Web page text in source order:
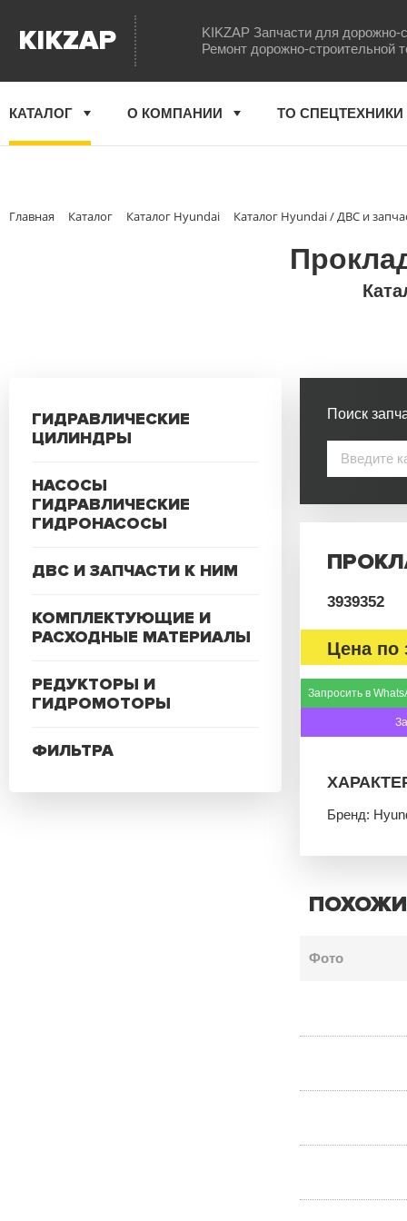
KIKZAP
KIKZAP Запчасти для дорожно-
Ремонт дорожно-строительной
КАТАЛОГ О КОМПАНИИ ТО СПЕЦТЕХНИКИ
Главная Каталог Каталог Hyundai Каталог Hyundai / ДВС и
ГИДРАВЛИЧЕСКИЕ
ЦИЛИНДРЫ
НАСОСЫ
ГИДРАВЛИЧЕСКИЕ
ГИДРОНАСОСЫ
ДВС И ЗАПЧАСТИ К НИМ
КОМПЛЕКТУЮЩИЕ И
РАСХОДНЫЕ МАТЕРИАЛЫ
РЕДУКТОРЫ И
ГИДРОМОТОРЫ
ФИЛЬТРА
Поиск
3939352
Цена по
Запросить в
Бренд:
Фото